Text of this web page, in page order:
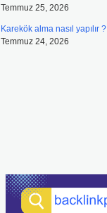
Temmuz 25, 2026
Karekök alma nasıl yapılır ?
Temmuz 24, 2026